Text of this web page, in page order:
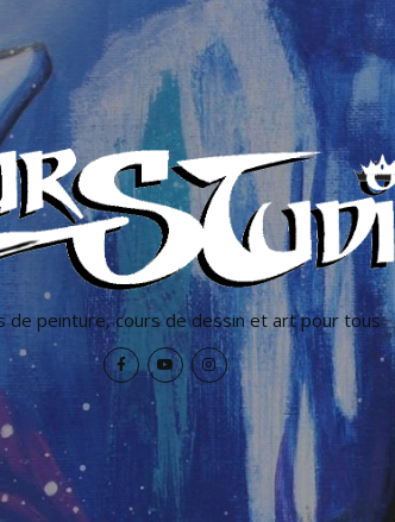
de peinture, cours de dessin et art pour tous